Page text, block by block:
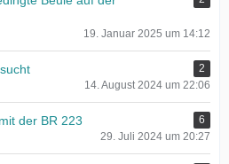
19. Januar 2025 um 14:12
2
14. August 2024 um 22:06
der BR 223
6
29. Juli 2024 um 20:27